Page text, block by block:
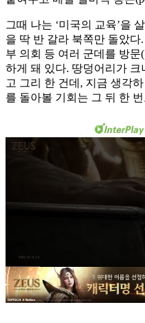
그때 나는 ‘미국의 교육’을
을 딱 반 갈라 북쪽만 돌았
부 의회 등 여러 군데를 방
하게 돼 있다. 땅덩어리가
고 그리 한 건데, 지금 생각
를 돌아볼 기회는 그 뒤 한